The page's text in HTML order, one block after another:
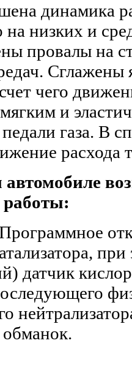
динамика
низких и
провалы на
чего
мягким и
газа. В
расхода
датчик
.